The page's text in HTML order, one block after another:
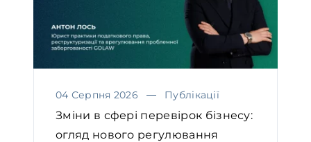
04 Серпня 2026 Публікації
Зміни в сфері перевірок бізнесу:
огляд нового регулювання